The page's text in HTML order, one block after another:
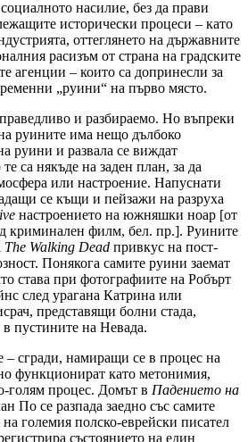
насилие, без да прави
исторически процеси – като
оттеглянето на държавните
расизъм от страна на градските
агенции – които са допринесли за
„руини“ на първо място.
и разбираемо. Но въпреки
руините има нещо дълбоко
руини и развала се виждат
са някъде на заден план, за да
или настроение. Напуснати
се къщи и пейзажи на разруха
настроението на южняшки ноар [от
криминален филм, бел. пр.]. Руините
The Walking Dead привкус на пост-
Понякога самите руини заемат
става при фотографиите на Робърт
след урагана Катрина или
представящи болни стада,
в пустините на Невада.
– сгради, намиращи се в процес на
функционират като метонимия,
голям процес. Домът в Падението на
По се разпада заедно със самите
големия полско-еврейски писател
състоянието на един